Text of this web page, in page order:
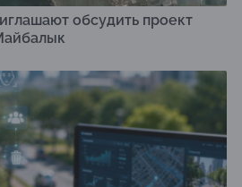
обсудить проект